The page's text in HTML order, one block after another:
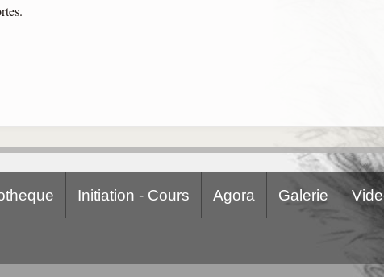
Initiation - Cours Agora Galerie